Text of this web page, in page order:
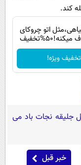
کند.
اتو چروکای
تخفیف ویژه!
جلیقه نجات باد می
خبر قبل